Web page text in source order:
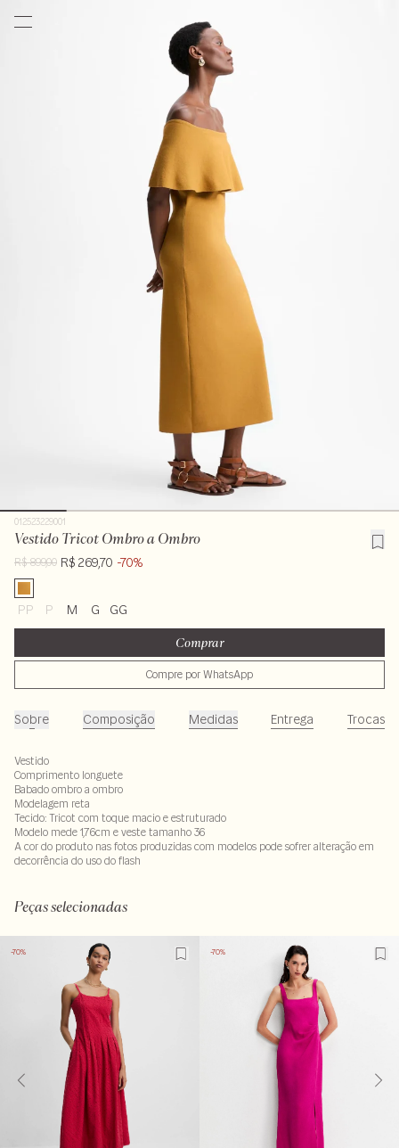
012523229001
Vestido Tricot Ombro a Ombro
R$ 899,00 R$ 269,70 -70%
PP P M G GG
Comprar
Compre por WhatsApp
Sobre Composição Medidas Entrega Trocas
Vestido
Comprimento longuete
Babado ombro a ombro
Modelagem reta
Tecido: Tricot com toque macio e estruturado
Modelo mede 1,76cm e veste tamanho 36
A cor do produto nas fotos produzidas com modelos pode sofrer alteração em
decorrência do uso do flash
Peças selecionadas
-70% -70%